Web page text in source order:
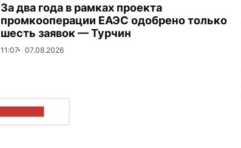
За два года в рамках проекта
промкооперации ЕАЭС одобрено только
шесть заявок — Турчин
11:07 07.08.2026